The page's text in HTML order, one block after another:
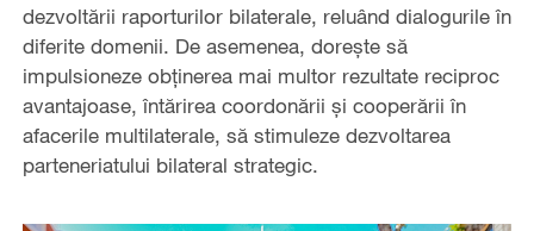
dezvoltării raporturilor bilaterale, reluând dialogurile în
diferite domenii. De asemenea, dorește să
impulsioneze obținerea mai multor rezultate reciproc
avantajoase, întărirea coordonării și cooperării în
afacerile multilaterale, să stimuleze dezvoltarea
parteneriatului bilateral strategic.